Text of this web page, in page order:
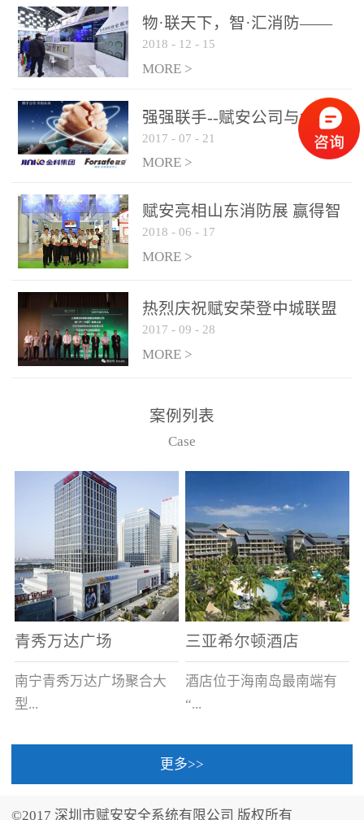
力和闲难，同时也将造成
巨大的经济损失和社会影
响，基至还会造成人员伤
亡。图像型火灾探测器正
是针对这种高大空间建筑
物的消防设施、设备通过
现场图像的实时获取、预
处理和特征提取分析，实
现火焰的跟踪和识别。能
更早的进行预警，达到早
报早防的效果。 系统构
成示意图： 图像型火灾
和监控端两大部分组成。
两者之间通过以太网相
联，一台监控主机最多可
从监控主机上获取，最多
只能接6台，超过的需从现
物·联天下，智·汇消防——
赋安F&S 2018上海消防展圆
满落幕
2018 - 12 - 15
MORE >
强强联手--赋安公司与金科
集团达成战略合作协议
2017 - 07 - 21
MORE >
赋安亮相山东消防展 赢得智
慧消防新荣耀
2018 - 06 - 17
MORE >
热烈庆祝赋安荣登中城联盟
联合采购战略合作平台
2017 - 09 - 28
MORE >
案例列表
Case
青秀万达广场
南宁青秀万达广场聚合大
型...
三亚希尔顿酒店
酒店位于海南岛最南端有
“...
中国的海岛天堂”之美称的
更多>>
©2017 深圳市赋安安全系统有限公司 版权所有